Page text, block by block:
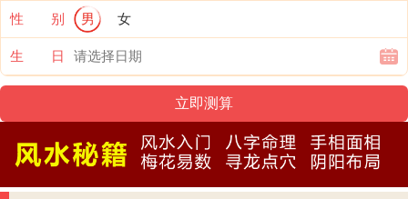
名演员、歌星。前不久，许魏洲应邀走上央视音乐
综艺节目《全球中文音乐榜上榜》的演出舞台，并
当场歌唱最新单曲《放》。综艺节目中，许魏洲穿
着白色衬衣、戴着黑色贝雷帽现身，太阳酷帅，男
子汉气概十足。从自编曲《光》到《放》，许魏洲
的歌曲一直维持着宝贵的男子汉气概：青春年少、
开朗、满怀希望。当场节目主持人聊到音乐《放》
的主题思想，许魏洲表明，根据著作要想传递的是
性 别 男 女
生 日